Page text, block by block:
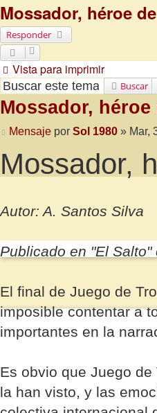
Mossador, héroe
Responder
Vista para imprimir
Buscar
Mossador,
Mensaje por Sol 1980» Mar,
Mossador,
Autor: A. Santos Silva
Publicado en "El
El final de Juego de
imposible contentar a
importantes en la
Es obvio que Juego
la han visto, y las